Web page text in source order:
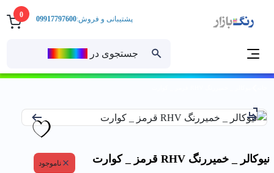
0
جستجوی در
پشتیبانی و فروش:09917797600
نيوكالر _ خميررنگ RHV قرمز _ كوارت ناموجود